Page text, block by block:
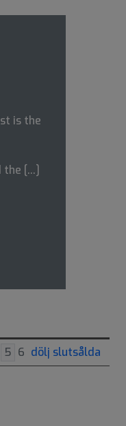
is the
[...]
dölj slutsålda